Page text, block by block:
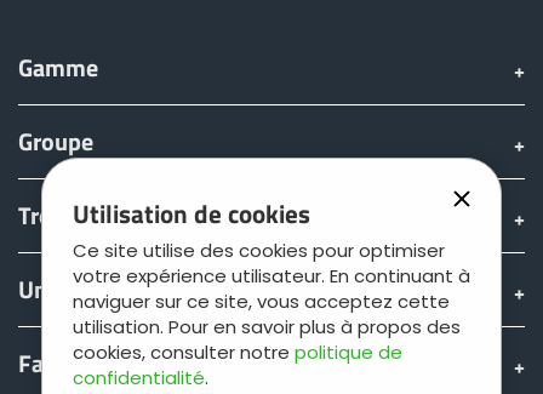
Utilisation de cookies
Ce site utilise des cookies pour optimiser
votre expérience utilisateur. En continuant à
naviguer sur ce site, vous acceptez cette
utilisation. Pour en savoir plus à propos des
cookies, consulter notre politique de
confidentialité.
Gamme
Groupe
Trouver & acheter
Univers JOSKIN
Fan shop